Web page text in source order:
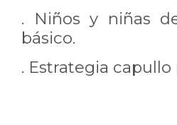
. Niños y niñas
básico.
. Estrategia